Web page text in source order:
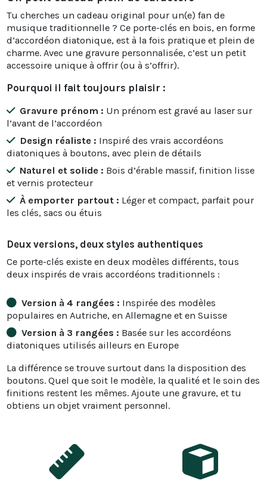
Tu cherches un cadeau original pour un(e) fan de
musique traditionnelle ? Ce porte-clés en bois, en forme
d’accordéon diatonique, est à la fois pratique et plein de
charme. Avec une gravure personnalisée, c’est un petit
accessoire unique à offrir (ou à s’offrir).
Pourquoi il fait toujours plaisir :
Gravure prénom : Un prénom est gravé au laser sur
l’avant de l’accordéon
Design réaliste : Inspiré des vrais accordéons
diatoniques à boutons, avec plein de détails
Naturel et solide : Bois d’érable massif, finition lisse
et vernis protecteur
À emporter partout : Léger et compact, parfait pour
les clés, sacs ou étuis
Deux versions, deux styles authentiques
Ce porte-clés existe en deux modèles différents, tous
deux inspirés de vrais accordéons traditionnels :
Version à 4 rangées : Inspirée des modèles
populaires en Autriche, en Allemagne et en Suisse
Version à 3 rangées : Basée sur les accordéons
diatoniques utilisés ailleurs en Europe
La différence se trouve surtout dans la disposition des
boutons. Quel que soit le modèle, la qualité et le soin des
finitions restent les mêmes. Ajoute une gravure, et tu
obtiens un objet vraiment personnel.